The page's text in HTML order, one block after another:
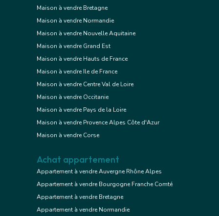
Maison à vendre Bretagne
Maison à vendre Normandie
Maison à vendre Nouvelle Aquitaine
Maison à vendre Grand Est
Maison à vendre Hauts de France
Maison à vendre Ile de France
Maison à vendre Centre Val de Loire
Maison à vendre Occitanie
Maison à vendre Pays de la Loire
Maison à vendre Provence Alpes Côte d'Azur
Maison à vendre Corse
Achat appartement
Appartement à vendre Auvergne Rhône Alpes
Appartement à vendre Bourgogne Franche Comté
Appartement à vendre Bretagne
Appartement à vendre Normandie